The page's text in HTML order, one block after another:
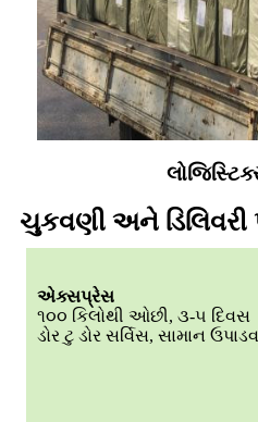
ચુકવણી અને
એક્સપ્રેસ
૧૦૦ કિલોથી ઓછી, ૩-૫ દિવસ
ડોર ટુ ડોર સર્વિસ, સામાન